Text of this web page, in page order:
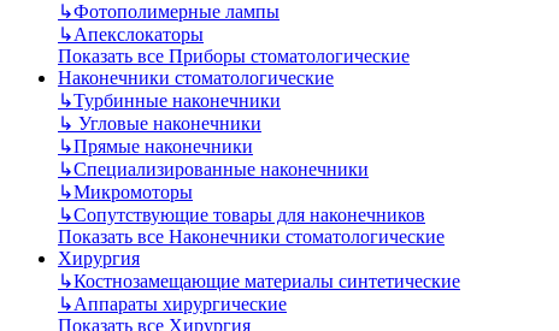
↳Фотополимерные лампы
↳Апекслокаторы
Показать все Приборы стоматологические
Наконечники стоматологические
↳Турбинные наконечники
↳ Угловые наконечники
↳Прямые наконечники
↳Специализированные наконечники
↳Микромоторы
↳Сопутствующие товары для наконечников
Показать все Наконечники стоматологические
Хирургия
↳Костнозамещающие материалы синтетические
↳Аппараты хирургические
Показать все Хирургия